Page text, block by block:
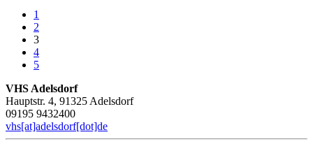
1
2
3
4
5
VHS Adelsdorf
Hauptstr. 4, 91325 Adelsdorf
09195 9432400
vhs[at]adelsdorf[dot]de